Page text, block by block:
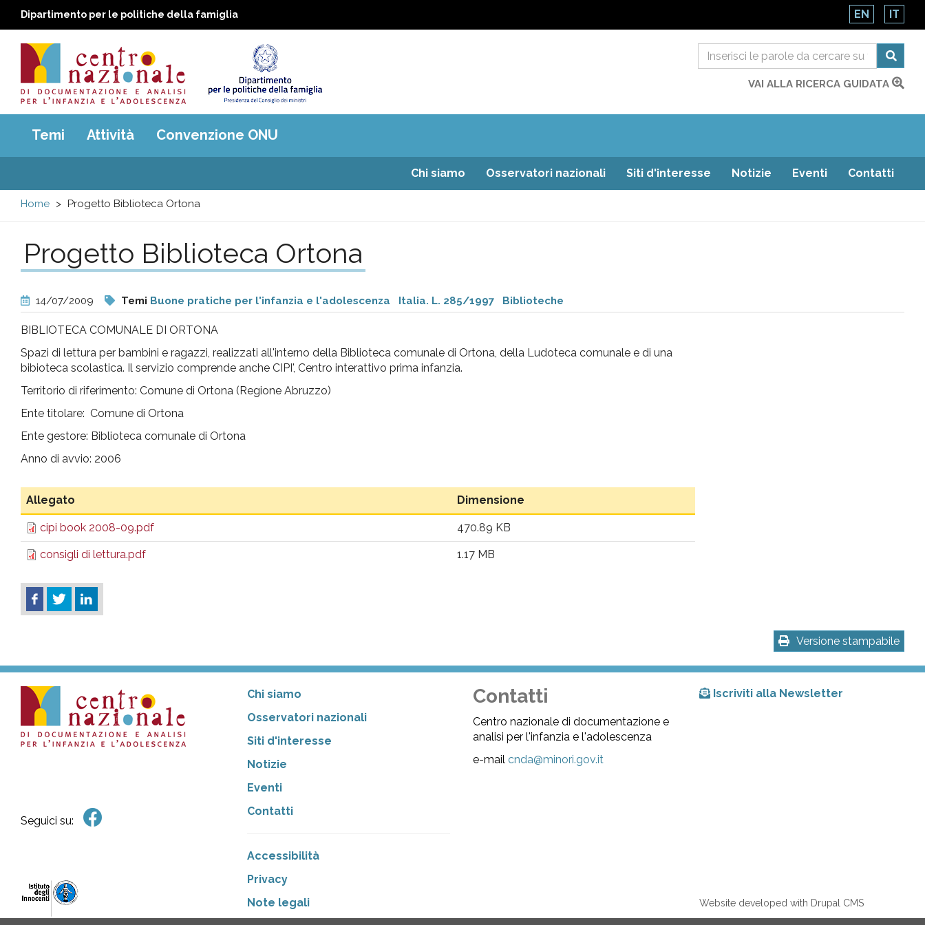
Dipartimento per le politiche della famiglia EN IT
Centro
nazionale
di
e
analisi
pr
l'infanzia
e
l'adolescenza
VAI ALLA RICERCA GUIDATA
Main
menu
Temi Attività Convenzione ONU
Chi siamo Osservatori nazionali Siti d'interesse Notizie Eventi Contatti
Home Progetto Biblioteca Ortona
Progetto Biblioteca Ortona
14/07/2009 Temi Buone pratiche per l'infanzia e l'adolescenza Italia. L. 285/1997 Biblioteche
BIBLIOTECA COMUNALE DI ORTONA
Spazi di lettura per bambini e ragazzi, realizzati all'interno della Biblioteca comunale di Ortona, della Ludoteca comunale e di una
bibioteca scolastica. Il servizio comprende anche CIPI', Centro interattivo prima infanzia.
Territorio di riferimento: Comune di Ortona (Regione Abruzzo)
Ente titolare: Comune di Ortona
Ente gestore: Biblioteca comunale di Ortona
Anno di avvio: 2006
Allegato Dimensione
cipi book 2008-09.pdf 470.89 KB
consigli di lettura.pdf 1.17 MB
Versione stampabile
Seguici su:
Chi siamo
Osservatori nazionali
Siti d'interesse
Notizie
Eventi
Contatti
Accessibilità
Privacy
Note legali
Contatti
Centro nazionale di documentazione e
analisi per l'infanzia e l'adolescenza
e-mailcnda@minori.gov.it
Iscriviti alla Newsletter
Website developed with Drupal CMS